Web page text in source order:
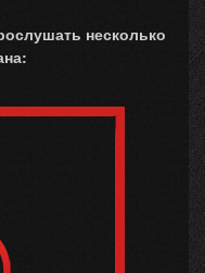
несколько